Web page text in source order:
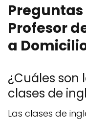
Profesor
a
¿Cuáles son
clases de
Las clases de